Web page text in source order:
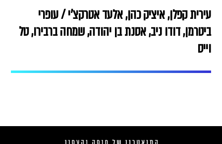
עירית קפלן, איציק כהן, אלעד אטרקצ'י / עופרי
ביטרמן, דודו ניב, אסנת בן יהודה, שמחה ברבירו, טל
וייס